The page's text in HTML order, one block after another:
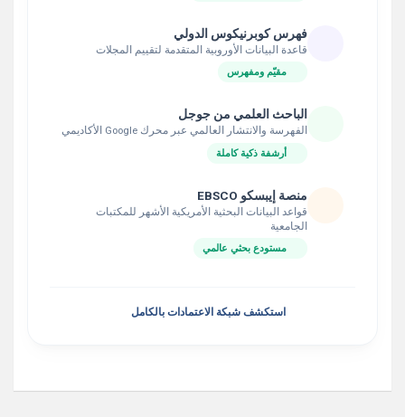
فهرس كوبرنيكوس الدولي
قاعدة البيانات الأوروبية المتقدمة لتقييم المجلات
مقيّم ومفهرس
الباحث العلمي من جوجل
الفهرسة والانتشار العالمي عبر محرك Google الأكاديمي
أرشفة ذكية كاملة
منصة إيبسكو EBSCO
قواعد البيانات البحثية الأمريكية الأشهر للمكتبات
الجامعية
مستودع بحثي عالمي
استكشف شبكة الاعتمادات بالكامل